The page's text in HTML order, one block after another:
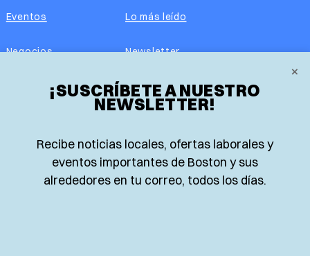
×
¡SUSCRÍBETE A NUESTRO
NEWSLETTER!
Recibe noticias locales, ofertas laborales y
eventos importantes de Boston y sus
alrededores en tu correo, todos los días.
Eventos
Negocios
Real Estate
Guía de Recursos
Lo más leído
Newsletter
Edición impresa
Advertise with us